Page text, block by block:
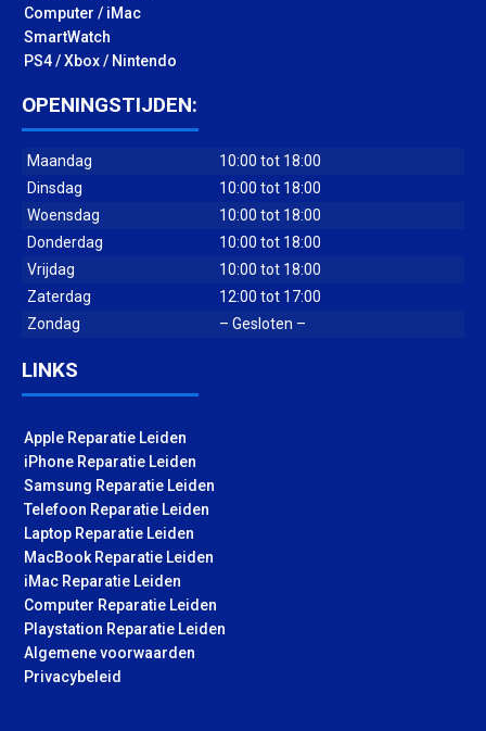
Computer / iMac
SmartWatch
PS4 / Xbox / Nintendo
OPENINGSTIJDEN:
Maandag
10:00 tot 18:00
Dinsdag
10:00 tot 18:00
Woensdag
10:00 tot 18:00
Donderdag
10:00 tot 18:00
Vrijdag
10:00 tot 18:00
Zaterdag
12:00 tot 17:00
Zondag
– Gesloten –
LINKS
Apple Reparatie Leiden
iPhone Reparatie Leiden
Samsung Reparatie Leiden
Telefoon Reparatie Leiden
Laptop Reparatie Leiden
MacBook Reparatie Leiden
iMac Reparatie Leiden
Computer Reparatie Leiden
Playstation Reparatie Leiden
Algemene voorwaarden
Privacybeleid